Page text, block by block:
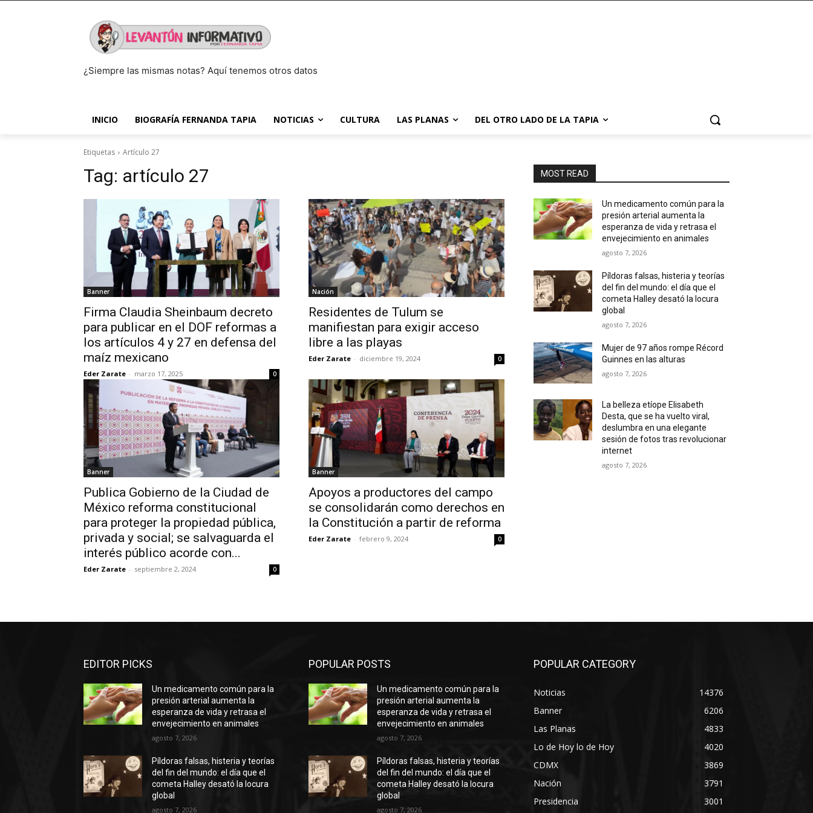
¿Siempre las mismas notas? Aquí tenemos otros datos
INICIO BIOGRAFÍA FERNANDA TAPIA NOTICIAS CULTURA LAS PLANAS DEL OTRO LADO DE LA TAPIA
Etiquetas Artículo 27
Tag: artículo 27
Banner
Firma Claudia Sheinbaum decreto
para publicar en el DOF reformas a
los artículos 4 y 27 en defensa del
maíz mexicano
Eder Zarate - marzo 17, 2025 0
Nación
Residentes de Tulum se
manifiestan para exigir acceso
libre a las playas
Eder Zarate - diciembre 19, 2024 0
Banner
Publica Gobierno de la Ciudad de
México reforma constitucional
para proteger la propiedad pública,
privada y social; se salvaguarda el
interés público acorde con...
Eder Zarate - septiembre 2, 2024 0
Banner
Apoyos a productores del campo
se consolidarán como derechos en
la Constitución a partir de reforma
Eder Zarate - febrero 9, 2024 0
MOST READ
Un medicamento común para la
presión arterial aumenta la
esperanza de vida y retrasa el
envejecimiento en animales
agosto 7, 2026
Píldoras falsas, histeria y teorías
del fin del mundo: el día que el
cometa Halley desató la locura
global
agosto 7, 2026
Mujer de 97 años rompe Récord
Guinnes en las alturas
agosto 7, 2026
La belleza etíope Elisabeth
Desta, que se ha vuelto viral,
deslumbra en una elegante
sesión de fotos tras revolucionar
internet
agosto 7, 2026
EDITOR PICKS
Un medicamento común para la
presión arterial aumenta la
esperanza de vida y retrasa el
envejecimiento en animales
agosto 7, 2026
Píldoras falsas, histeria y teorías
del fin del mundo: el día que el
cometa Halley desató la locura
global
agosto 7, 2026
POPULAR POSTS
Un medicamento común para la
presión arterial aumenta la
esperanza de vida y retrasa el
envejecimiento en animales
agosto 7, 2026
Píldoras falsas, histeria y teorías
del fin del mundo: el día que el
cometa Halley desató la locura
global
agosto 7, 2026
POPULAR CATEGORY
Noticias
14376
Banner
6206
Las Planas
4833
Lo de Hoy lo de Hoy
4020
CDMX
3869
Nación
3791
Presidencia
3001